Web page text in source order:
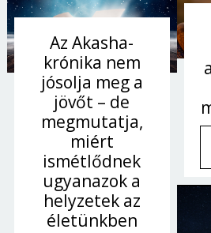
Az Akasha-
krónika nem
jósolja meg a
jövőt – de
megmutatja,
miért
ismétlődnek
ugyanazok a
helyzetek az
életünkben